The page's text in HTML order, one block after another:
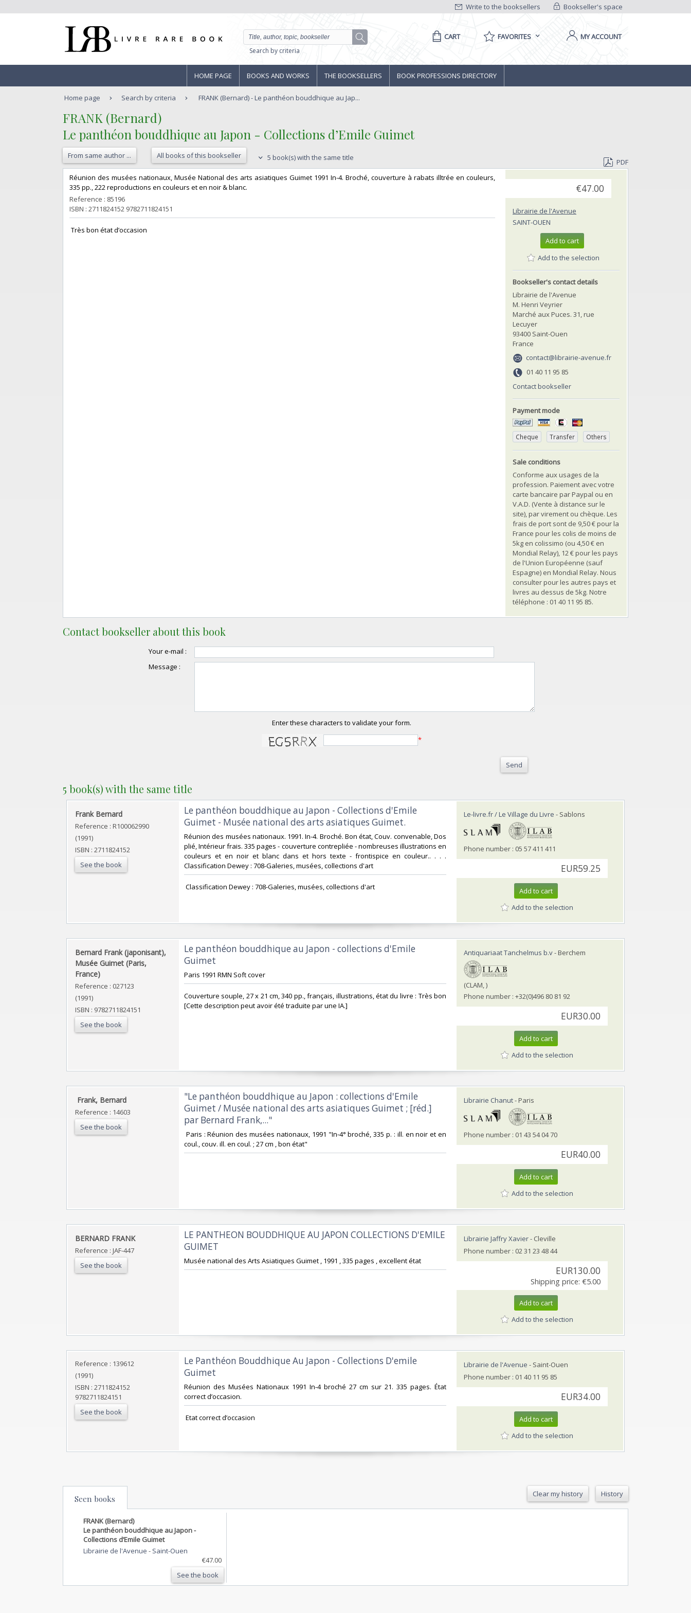
Bookseller's space
Write to the booksellers
Search by criteria
CART FAVORITES MY ACCOUNT
HOME PAGE BOOKS AND WORKS THE BOOKSELLERS BOOK PROFESSIONS DIRECTORY
Home page Search by criteria FRANK (Bernard) - Le panthéon bouddhique au Jap...
‎FRANK (Bernard)‎
‎Le panthéon bouddhique au Japon - Collections d’Emile Guimet‎
From same author ... All books of this bookseller 5 book(s) with the same title
PDF
‎Réunion des musées nationaux, Musée National des arts asiatiques Guimet 1991 In-4. Broché, couverture à rabats illtrée en couleurs,
335 pp., 222 reproductions en couleurs et en noir & blanc.‎
Reference : 85196
ISBN : 2711824152 9782711824151
‎ Très bon état d’occasion ‎
€47.00
Librairie de l'Avenue
SAINT-OUEN
Add to cart
Add to the selection
Bookseller's contact details
Librairie de l'Avenue
M. Henri Veyrier
Marché aux Puces. 31, rue
Lecuyer
93400 Saint-Ouen
France
contact@librairie-avenue.fr
01 40 11 95 85
Contact bookseller
Payment mode
Cheque Transfer Others
Sale conditions
Conforme aux usages de la
profession. Paiement avec votre
carte bancaire par Paypal ou en
V.A.D. (Vente à distance sur le
site), par virement ou chèque. Les
frais de port sont de 9,50 € pour la
France pour les colis de moins de
5kg en colissimo (ou 4,50 € en
Mondial Relay), 12 € pour les pays
de l'Union Européenne (sauf
Espagne) en Mondial Relay. Nous
consulter pour les autres pays et
livres au dessus de 5kg. Notre
téléphone : 01 40 11 95 85.
Contact bookseller about this book
Your e-mail :
Message :
Enter these characters to validate your form.
*
Send
5 book(s) with the same title
‎Frank Bernard‎
Reference : R100062990
(1991)
ISBN : 2711824152
See the book
‎Le panthéon bouddhique au Japon - Collections d'Emile
Guimet - Musée national des arts asiatiques Guimet.‎
‎Réunion des musées nationaux. 1991. In-4. Broché. Bon état, Couv. convenable, Dos
plié, Intérieur frais. 335 pages - couverture contrepliée - nombreuses illustrations en
couleurs et en noir et blanc dans et hors texte - frontispice en couleur.. . . .
Classification Dewey : 708-Galeries, musées, collections d'art‎
‎ Classification Dewey : 708-Galeries, musées, collections d'art‎
Le-livre.fr / Le Village du Livre - Sablons
Phone number : 05 57 411 411
EUR59.25
Add to cart
Add to the selection
‎Bernard Frank (japonisant),
Musée Guimet (Paris,
France)‎
Reference : 027123
(1991)
ISBN : 9782711824151
See the book
‎Le panthéon bouddhique au Japon - collections d'Emile
Guimet‎
‎Paris 1991 RMN Soft cover ‎
‎Couverture souple, 27 x 21 cm, 340 pp., français, illustrations, état du livre : Très bon
[Cette description peut avoir été traduite par une IA.]‎
Antiquariaat Tanchelmus b.v- Berchem
(CLAM, )
Phone number : +32(0)496 80 81 92
EUR30.00
Add to cart
Add to the selection
‎ Frank, Bernard ‎
Reference : 14603
See the book
‎"Le panthéon bouddhique au Japon : collections d'Emile
Guimet / Musée national des arts asiatiques Guimet ; [réd.]
par Bernard Frank,..." ‎
‎ Paris : Réunion des musées nationaux, 1991 "In-4° broché, 335 p. : ill. en noir et en
coul., couv. ill. en coul. ; 27 cm , bon état" ‎
Librairie Chanut- Paris
Phone number : 01 43 54 04 70
EUR40.00
Add to cart
Add to the selection
‎BERNARD FRANK‎
Reference : JAF-447
See the book
‎LE PANTHEON BOUDDHIQUE AU JAPON COLLECTIONS D'EMILE
GUIMET‎
‎Musée national des Arts Asiatiques Guimet , 1991 , 335 pages , excellent état‎
Librairie Jaffry Xavier- Cleville
Phone number : 02 31 23 48 44
EUR130.00
Shipping price: €5.00
Add to cart
Add to the selection
Reference : 139612
(1991)
ISBN : 2711824152
9782711824151
See the book
‎Le Panthéon Bouddhique Au Japon - Collections D'emile
Guimet‎
‎Réunion des Musées Nationaux 1991 In-4 broché 27 cm sur 21. 335 pages. État
correct d’occasion.‎
‎ Etat correct d’occasion ‎
Librairie de l'Avenue - Saint-Ouen
Phone number : 01 40 11 95 85
EUR34.00
Add to cart
Add to the selection
Seen books Clear my history History
FRANK (Bernard)
Le panthéon bouddhique au Japon -
Collections d’Emile Guimet
Librairie de l'Avenue - Saint-Ouen
€47.00
See the book